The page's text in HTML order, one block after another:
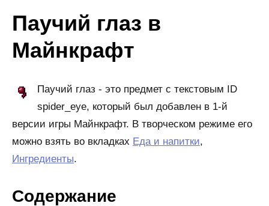
Паучий глаз в
Майнкрафт
Паучий глаз - это предмет с текстовым ID
spider_eye, который был добавлен в 1-й
версии игры Майнкрафт. В творческом режиме его
можно взять во вкладках Еда и напитки,
Ингредиенты.
Содержание